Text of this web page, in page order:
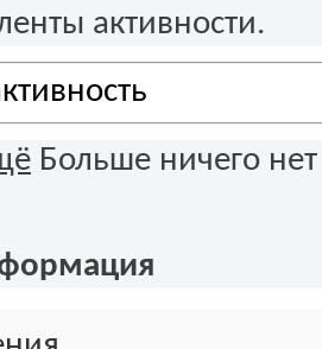
активности.
Больше ничего нет